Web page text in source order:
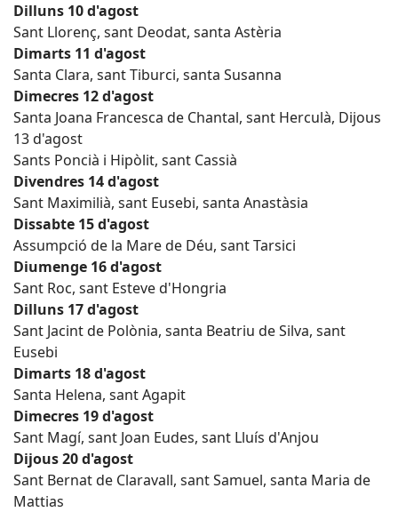
Dilluns 10 d'agost
Sant Llorenç, sant Deodat, santa Astèria
Dimarts 11 d'agost
Santa Clara, sant Tiburci, santa Susanna
Dimecres 12 d'agost
Santa Joana Francesca de Chantal, sant Herculà, Dijous
13 d'agost
Sants Poncià i Hipòlit, sant Cassià
Divendres 14 d'agost
Sant Maximilià, sant Eusebi, santa Anastàsia
Dissabte 15 d'agost
Assumpció de la Mare de Déu, sant Tarsici
Diumenge 16 d'agost
Sant Roc, sant Esteve d'Hongria
Dilluns 17 d'agost
Sant Jacint de Polònia, santa Beatriu de Silva, sant
Eusebi
Dimarts 18 d'agost
Santa Helena, sant Agapit
Dimecres 19 d'agost
Sant Magí, sant Joan Eudes, sant Lluís d'Anjou
Dijous 20 d'agost
Sant Bernat de Claravall, sant Samuel, santa Maria de
Mattias